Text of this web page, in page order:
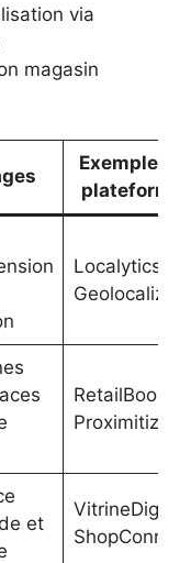
via
magasin
Exemples
Localytics,
Geolocaliz
RetailBoost,
Proximitiz
et
ShopConnect